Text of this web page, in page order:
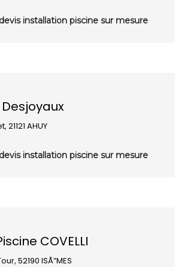
installation piscine sur mesure
21121 AHUY
installation piscine sur mesure
COVELLI
52190 ISÃ”MES